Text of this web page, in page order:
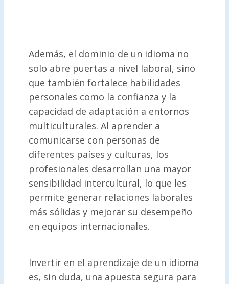
Además, el dominio de un idioma no
solo abre puertas a nivel laboral, sino
que también fortalece habilidades
personales como la confianza y la
capacidad de adaptación a entornos
multiculturales. Al aprender a
comunicarse con personas de
diferentes países y culturas, los
profesionales desarrollan una mayor
sensibilidad intercultural, lo que les
permite generar relaciones laborales
más sólidas y mejorar su desempeño
en equipos internacionales.
Invertir en el aprendizaje de un idioma
es, sin duda, una apuesta segura para